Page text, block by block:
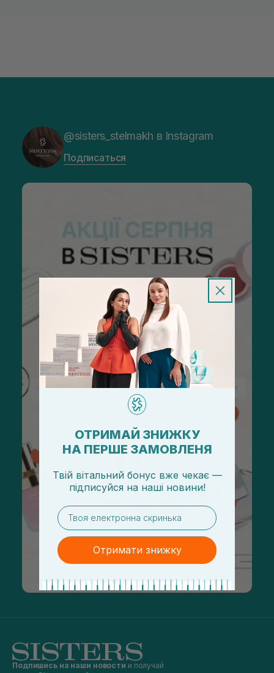
@sisters_stelmakh в Instagram
Подписаться
Подпишись на наши новости и получай
ОТРИМАЙ ЗНИЖКУ
НА ПЕРШЕ ЗАМОВЛЕНЯ
Твій вітальний бонус вже чекає —
підписуйся на наші новини!
email
Отримати знижку